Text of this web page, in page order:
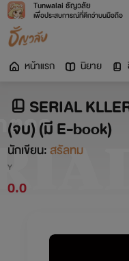
Tunwalai ธัญวลัย
เพื่อประสบการณ์ที่ดีกว่าบนมือถือ
หน้าแรก นิยาย
SERIAL
(จบ) (มี E-book)
นักเขียน:สรัลทม
Y
0.0